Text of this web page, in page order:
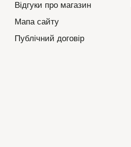
Відгуки про магазин
Мапа сайту
Публічний договір